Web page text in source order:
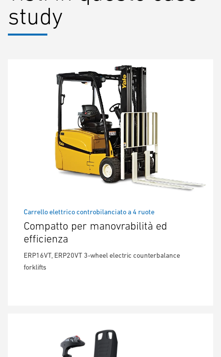
study
Carrello elettrico controbilanciato a 4 ruote
Compatto per manovrabilità ed
efficienza
ERP16VT, ERP20VT 3-wheel electric counterbalance
forklifts